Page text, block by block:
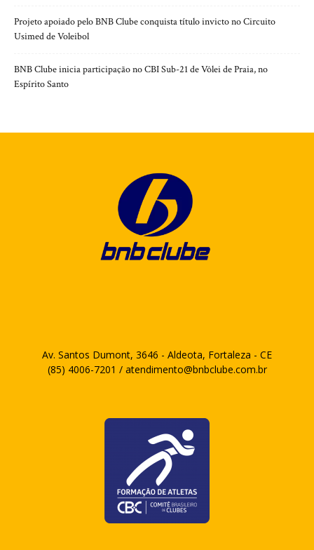
Projeto apoiado pelo BNB Clube conquista título invicto no Circuito
Usimed de Voleibol
BNB Clube inicia participação no CBI Sub-21 de Vôlei de Praia, no
Espírito Santo
Av. Santos Dumont, 3646 - Aldeota, Fortaleza - CE
(85) 4006-7201 / atendimento@bnbclube.com.br